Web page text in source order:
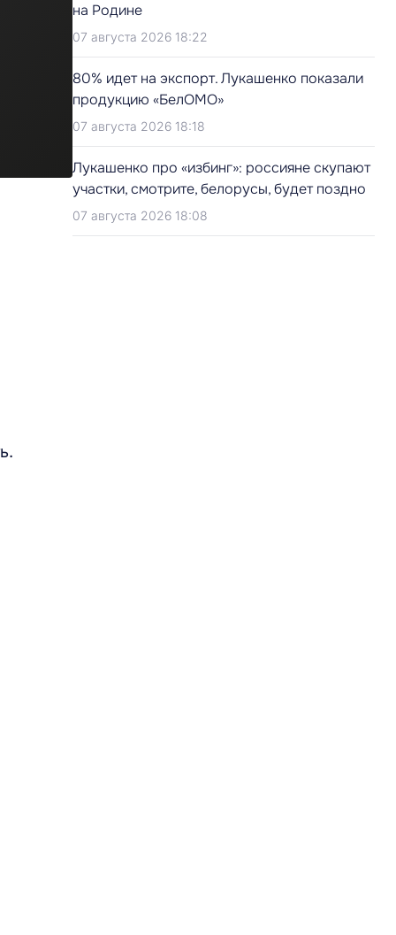
на Родине
07 августа 2026 18:22
80% идет на экспорт. Лукашенко показали
продукцию «БелОМО»
07 августа 2026 18:18
Лукашенко про «избинг»: россияне скупают
участки, смотрите, белорусы, будет поздно
07 августа 2026 18:08